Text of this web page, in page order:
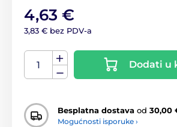
4,63 €
3,83 € bez PDV-a
Dodati u
Besplatna dostava od 30,00
Mogućnosti isporuke ›